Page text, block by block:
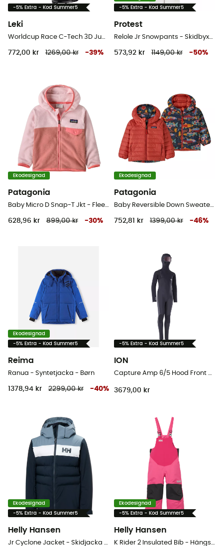
-5% Extra - Kod Summer5
Leki
Worldcup Race C-Tech 3D Junior - Skidhandskar - Barn
772,00 kr 1269,00 kr -39%
-5% Extra - Kod Summer5
Protest
Relole Jr Snowpants - Skidbyxa - Børn
573,92 kr 1149,00 kr -50%
Ekodesignad
Patagonia
628,96 kr 899,00 kr -30%
Ekodesignad
Patagonia
752,81 kr 1399,00 kr -46%
Ekodesignad
-5% Extra - Kod Summer5
Reima
Ranua - Syntetjacka - Børn
1378,94 kr 2299,00 kr -40%
-5% Extra - Kod Summer5
ION
3679,00 kr
Ekodesignad
-5% Extra - Kod Summer5
Helly Hansen
Ekodesignad
-5% Extra - Kod Summer5
Helly Hansen